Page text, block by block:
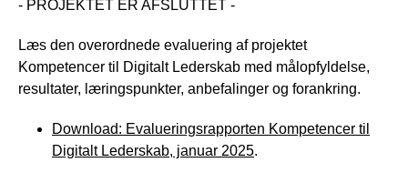
- PROJEKTET ER AFSLUTTET -
Læs den overordnede evaluering af projektet
Kompetencer til Digitalt Lederskab med målopfyldelse,
resultater, læringspunkter, anbefalinger og forankring.
Download: Evalueringsrapporten Kompetencer til
Digitalt Lederskab, januar 2025.